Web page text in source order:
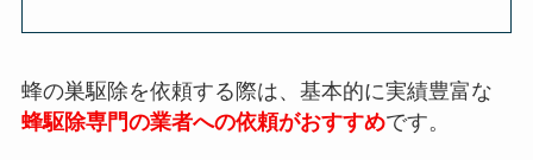
蜂の巣駆除を依頼する際は、基本的に実績豊富な
蜂駆除専門の業者への依頼がおすすめです。